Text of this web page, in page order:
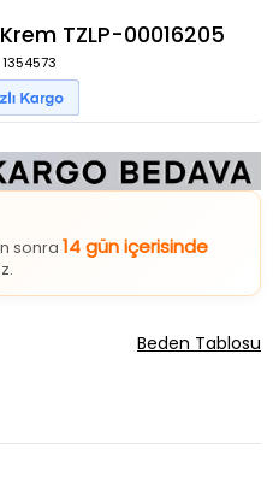
Krem TZLP-00016205
sonra 14 gün içerisinde
Beden Tablosu